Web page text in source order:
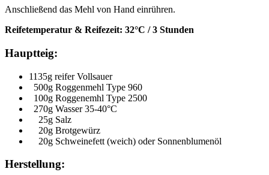
Anschließend das Mehl von Hand einrühren.
Reifetemperatur & Reifezeit: 32°C / 3 Stunden
Hauptteig:
1135g reifer Vollsauer
500g Roggenmehl Type 960
100g Roggenemhl Type 2500
270g Wasser 35-40°C
25g Salz
20g Brotgewürz
20g Schweinefett (weich) oder Sonnenblumenöl
Herstellung: